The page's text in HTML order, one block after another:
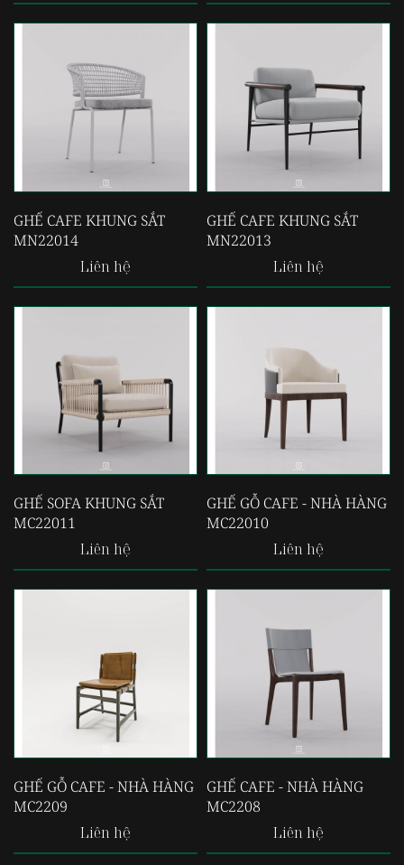
GHẾ CAFE KHUNG SẮT
MN22014
Liên hệ
GHẾ CAFE KHUNG SẮT
MN22013
Liên hệ
GHẾ SOFA KHUNG SẮT
MC22011
Liên hệ
GHẾ GỖ CAFE - NHÀ HÀNG
MC22010
Liên hệ
GHẾ GỖ CAFE - NHÀ HÀNG
MC2209
Liên hệ
GHẾ CAFE - NHÀ HÀNG
MC2208
Liên hệ